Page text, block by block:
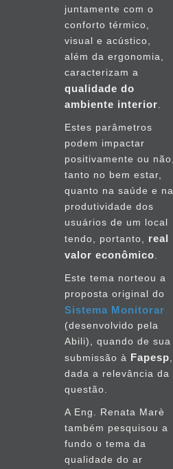
juntamente com o
conforto térmico,
visual e acústico,
além da ergonomia,
caracterizam a
qualidade do
ambiente interior
Estes parâmetros
podem impactar
positivamente ou não,
tanto no bem estar,
quanto na saúde e na
produtividade dos
usuários de um local
tendo, portanto, real
valor econômico
Este tema norteou a
proposta original do
Sistema Monitorar
(desenvolvido pela
Abili), quando de sua
submissão à Fapesp
dada a relevância da
questão.
A Eng. Renata Marè
também pesquisou a
fundo o tema da
qualidade do ar